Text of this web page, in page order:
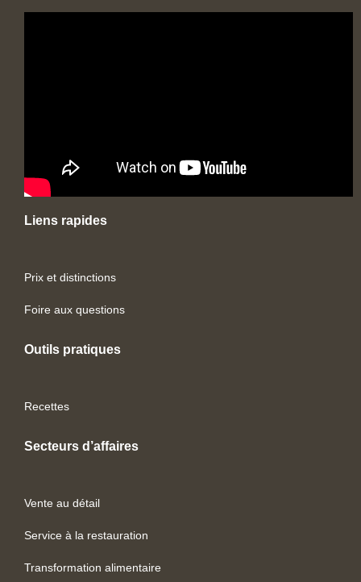
Liens rapides
Prix et distinctions
Foire aux questions
Outils pratiques
Recettes
Secteurs d’affaires
Vente au détail
Service à la restauration
Transformation alimentaire